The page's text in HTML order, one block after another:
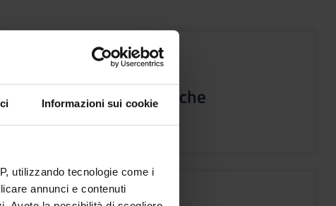
Informazioni sui cookie
utilizzando tecnologie come i
annunci e contenuti
Informazioni e ricerche
bibliografiche